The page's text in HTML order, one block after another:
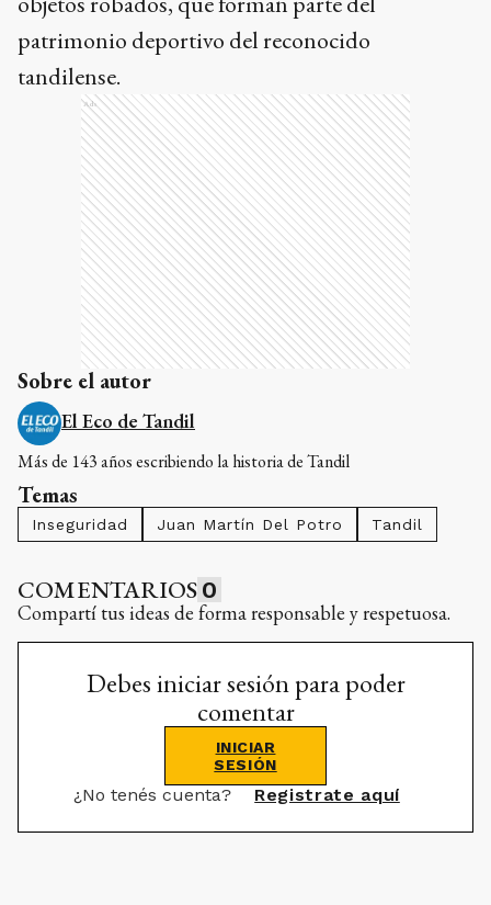
tandilense.
Ads
Sobre el autor
El Eco de Tandil
Más de 143 años escribiendo la historia de Tandil
Temas
Inseguridad Juan Martín Del Potro
COMENTARIOS 0
Debes iniciar sesión para poder
comentar
INICIAR
SESIÓN
¿No tenés cuenta? Registrate aquí